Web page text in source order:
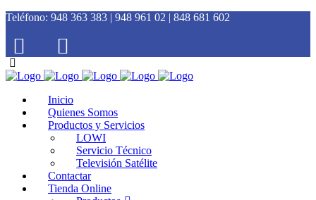
Teléfono: 948 363 383 | 948 961 02 | 848 681 602
Inicio
Quienes Somos
Productos y Servicios
LOWI
Servicio Técnico
Televisión Satélite
Contactar
Tienda Online